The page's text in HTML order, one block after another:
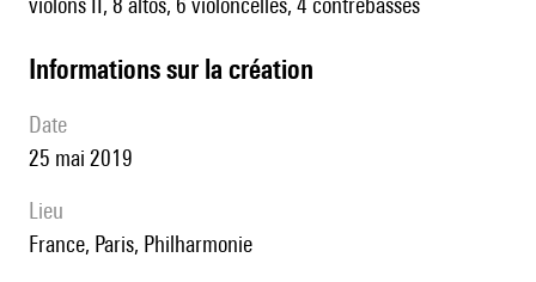
informations sur la création
date
25 mai 2019
lieu
France, Paris, Philharmonie